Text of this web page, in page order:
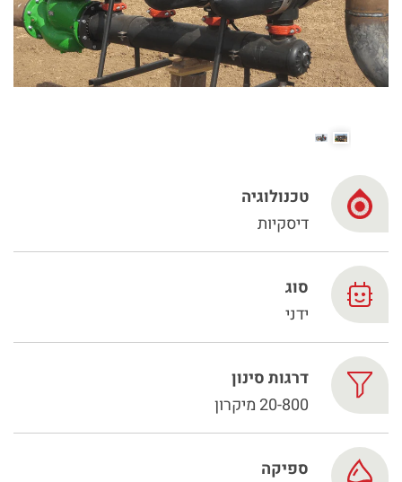
Spanish
Russia
German
Chinese
טכנולוגיה
דיסקיות
סוג
ידני
דרגות סינון
20-800 מיקרון
ספיקה